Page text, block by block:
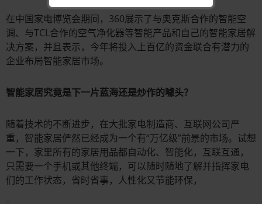
在中国家电博览会期间，360展示了与奥克斯合作的智能空
调、与TCL合作的空气净化器等智能产品和自己的智能家居解
决方案，并且表示，今年将投入上百亿的资金联合有潜力的
企业布局智能家居市场。
智能家居究竟是下一片蓝海还是炒作的噱头？
随着技术的不断进步，在大批家电制造商、互联网公司严
重，智能家居俨然已经成为一个有“万亿级”前景的市场。试想
一下，家里所有的家居用品都自动化、智能化，互联互通，
只需要一个手机或其他终端，可以随时随地了解并指挥家电
们的工作状态，省时省事，人性化又节能环保，